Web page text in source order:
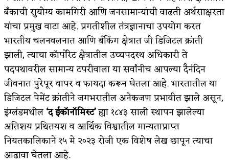
अपूर्ण कथा
बुडीच खटलं – संयुक्त कुटुंब का गरजेचं?
बॅंकाची सुयोग्य कामगिरी आणि जनसामान्यांची वाढती अर्थसाक्षरता
यांचा प्रमुख वाटा आहे. प्रगतीशील तंत्रज्ञानाचा उपयोग करत
भारतीय चलनवलनात आणि बँकिंग क्षेत्रात जी डिजिटल क्रांती
झाली, त्याचा कॉर्पोरेट क्षेत्रातील उच्चपदस्थ अधिकारी ते
पदपथावरील सामान्य टपरीवाला या सर्वांनीच आपल्या दैनंदिन
जीवनात पुरेपूर वापर व फायदा करून घेतला आहे. भारतातील या
डिजिटल पेमेंट क्रांतीने जगभरातील अनेकजण प्रभावीत झाले असून,
इंग्लंडमधील‘द ईकॉनॉमिस्ट’ह्या १८४३ साली स्थापन झालेल्या
अतिशय प्रथितयश व आर्थिक विश्वातील मान्यताप्राप्त
नियतकालिकाने १५ मे २०२३ रोजी एक विशेष लेख छापून त्याचा
आढावा घेतला आहे.